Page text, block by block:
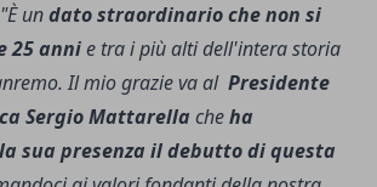
"È undato straordinario che non si
25 annie tra i più alti dell'intera storia
Il mio grazie va al Presidente
Sergio Mattarella cheha
sua presenza il debutto di questa